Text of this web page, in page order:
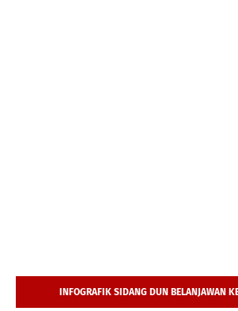
INFOGRAFIK SIDANG DUN BELANJAWAN